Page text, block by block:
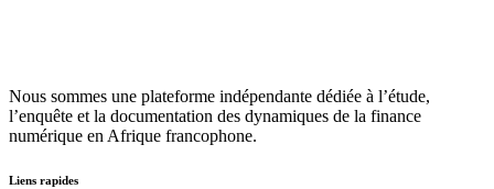
Nous sommes une plateforme indépendante dédiée à l’étude,
l’enquête et la documentation des dynamiques de la finance
numérique en Afrique francophone.
Liens rapides